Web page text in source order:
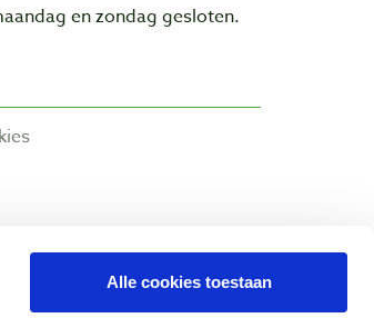
Alle cookies toestaan
en zondag gesloten.